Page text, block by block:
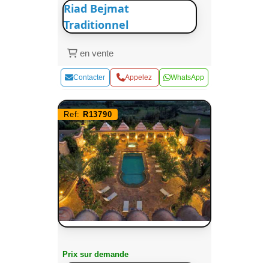
Riad Bejmat
Traditionnel
en vente
Contacter Appelez WhatsApp
Ref: R13790
Prix sur demande